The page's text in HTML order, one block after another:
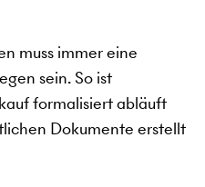
muss immer eine
sein. So ist
formalisiert abläuft
Dokumente erstellt